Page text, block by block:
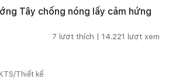
Tây chống nóng lấy cảm hứng
7 lượt thích | 14.221 lượt xem
Thiết kế